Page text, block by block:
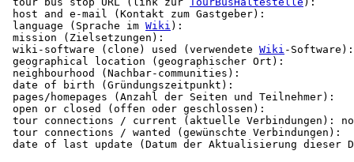
host and e-mail (Kontakt zum Gastgeber):
language (Sprache im Wiki ):
mission (Zielsetzungen):
wiki-software (clone) used (verwendete Wiki -Software):
geographical location (geographischer Ort):
neighbourhood (Nachbar-communities):
date of birth (Gründungszeitpunkt):
pages/homepages (Anzahl der Seiten und Teilnehmer):
open or closed (offen oder geschlossen):
tour connections / current (aktuelle Verbindungen):
tour connections / wanted (gewünschte Verbindungen):